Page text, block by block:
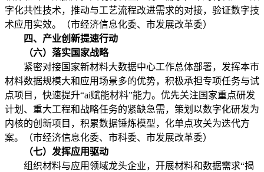
字化共性技术，推动与工艺流程改进需求的对接，验证数字技
术应用实效。（市经济信息化委、市发展改革委）
四、产业创新提速行动
（六）落实国家战略
紧密对接国家新材料大数据中心工作总体部署，发挥本市
材料数据规模大和应用场景多的优势，积极承担专项任务与试
点项目，快速提升“ai赋能材料”能力。优先关注国家重点研发
计划、重大工程和战略任务的紧缺急需，策划以数字化研发为
内核的创新项目，积累数据锤炼模型，化单点攻关为迭代方
案。（市经济信息化委、市科委、市发展改革委）
（七）发挥应用驱动
组织材料与应用领域龙头企业，开展材料和数据需求“揭